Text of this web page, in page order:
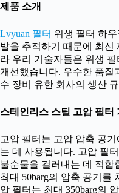
제품 소개
Lvyuan 필터 위생 필터 하
발을 추적하기 때문에 최신
라 우리 기술자들은 위생
개선했습니다. 우수한 품질
수 장비 유한 회사의 생산
스테인리스 스틸 고압 필터
고압 필터는 고압 압축 공
는 데 사용됩니다. 고압 필
불순물을 걸러내는 데 적합
최대 50barg의 압축 공기를
압 필터는 최대 350barg의